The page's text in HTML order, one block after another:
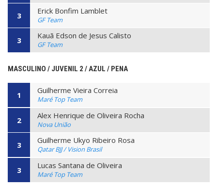
3 Erick Bonfim Lamblet
GF Team
3 Kauã Edson de Jesus Calisto
GF Team
MASCULINO / JUVENIL 2 / AZUL / PENA
1 Guilherme Vieira Correia
Maré Top Team
2 Alex Henrique de Oliveira Rocha
Nova União
3 Guilherme Ukyo Ribeiro Rosa
Qatar BJJ / Vision Brasil
3 Lucas Santana de Oliveira
Maré Top Team